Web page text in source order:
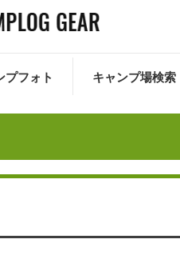
プフォト キャンプ場検索